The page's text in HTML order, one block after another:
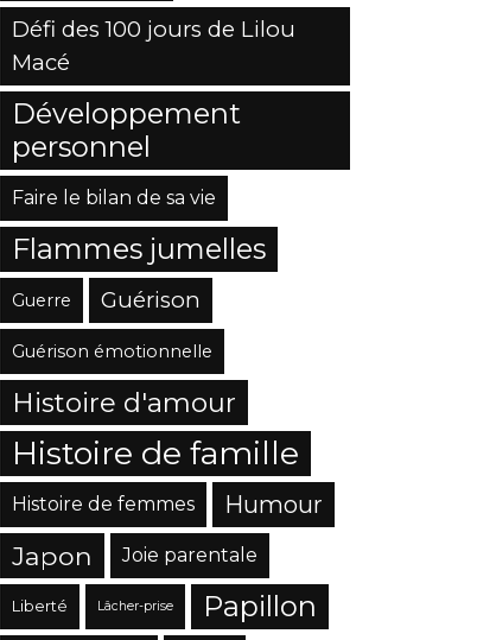
Défi des 100 jours de Lilou
Macé
Développement
personnel
Faire le bilan de sa vie
Flammes jumelles
Guerre Guérison
Guérison émotionnelle
Histoire d'amour
Histoire de famille
Histoire de femmes Humour
Japon Joie parentale
Liberté Lâcher-prise Papillon